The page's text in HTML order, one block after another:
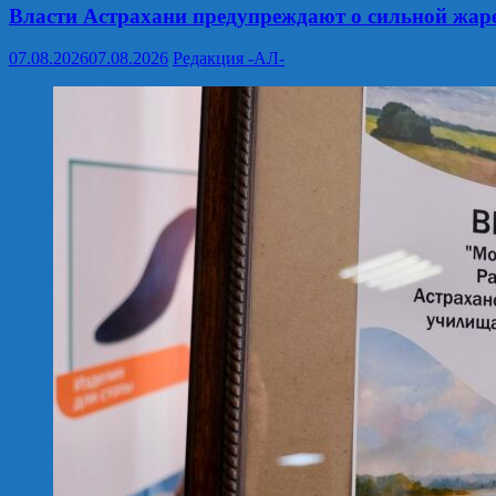
Власти Астрахани предупреждают о сильной
07.08.202607.08.2026 Редакция -АЛ-